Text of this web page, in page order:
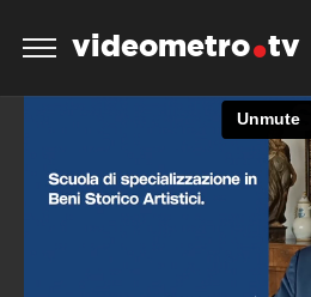
videometro tv